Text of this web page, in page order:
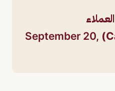
September 20,